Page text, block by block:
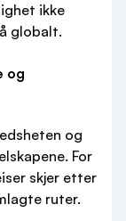
ikke
globalt.
og
og
For
skjer etter
ruter.